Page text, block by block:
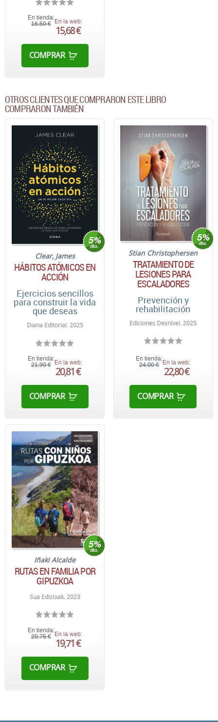
En tienda:
16,50 € En la web:
15,68 €
COMPRAR
OTROS CLIENTES QUE COMPRARON ESTE LIBRO
COMPRARON TAMBIÉN
Clear, James
HÁBITOS ATÓMICOS EN
ACCIÓN
Ejercicios sencillos
para construir la vida
que deseas
Diana Editorial. 2025
En tienda:
21,90 € En la web:
20,81 €
COMPRAR
Stian Christophersen
TRATAMIENTO DE
LESIONES PARA
ESCALADORES
Prevención y
rehabilitación
Ediciones Desnivel. 2025
En tienda:
24,00 €
En la web:
22,80 €
COMPRAR
Iñaki Alcalde
RUTAS EN FAMILIA POR
GIPUZKOA
Sua Edizioak. 2023
En tienda:
20,75 € En la web:
19,71 €
COMPRAR